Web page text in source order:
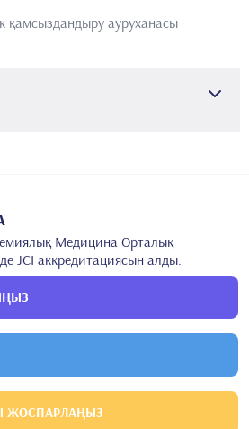
қамсыздандыру ауруханасы
Черрахпаша медицина
және клиникалық
Медицина Орталық
JCI аккредитациясын алды.
ЖОСПАРЛАҢЫЗ